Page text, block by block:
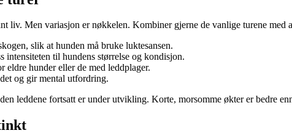
liv. Men variasjon er nøkkelen. Kombiner gjerne de vanlige turene med
slik at hunden må bruke luktesansen.
intensiteten til hundens størrelse og kondisjon.
eldre hunder eller de med leddplager.
og gir mental utfordring.
leddene fortsatt er under utvikling. Korte, morsomme økter er bedre